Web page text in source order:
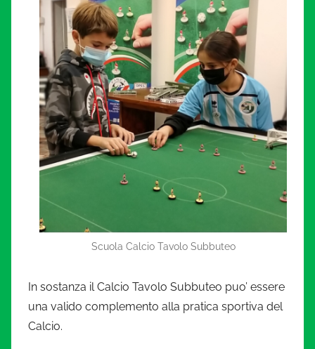
Scuola Calcio Tavolo Subbuteo
In sostanza il Calcio Tavolo Subbuteo puo’ essere
una valido complemento alla pratica sportiva del
Calcio.